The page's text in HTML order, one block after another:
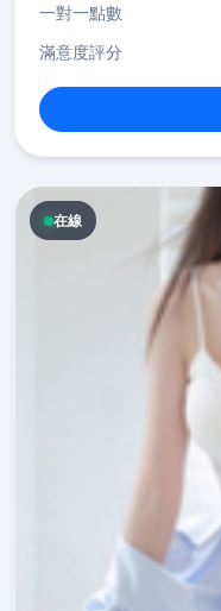
一對一點數
滿意度評分
在線